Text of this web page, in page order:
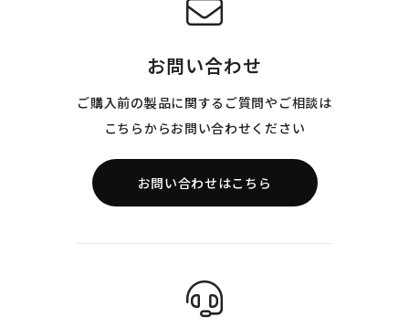
お問い合わせ
ご購入前の製品に関するご質問やご相談は
こちらからお問い合わせください
お問い合わせはこちら